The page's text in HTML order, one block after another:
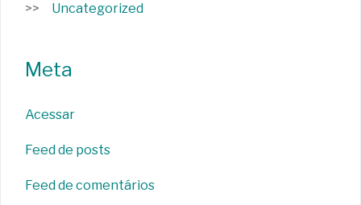
Uncategorized
Meta
Acessar
Feed de posts
Feed de comentários